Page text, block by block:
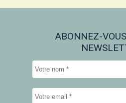
ABONNEZ-